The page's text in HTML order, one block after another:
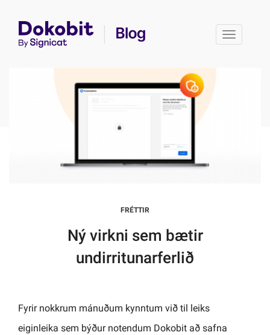
Toggle
FRÉTTIR
Ný virkni sem bætir
undirritunarferlið
Fyrir nokkrum mánuðum kynntum við til leiks
eiginleika sem býður notendum Dokobit að safna